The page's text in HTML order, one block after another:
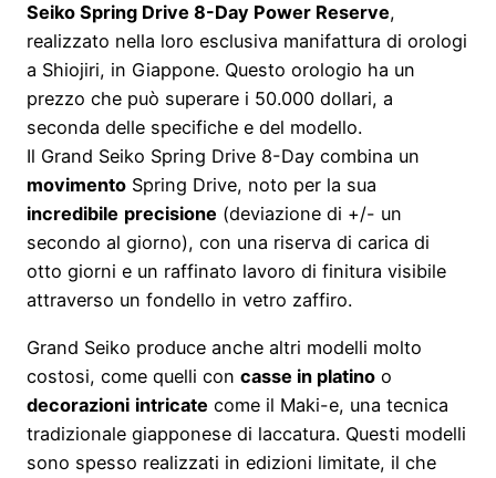
Seiko Spring Drive 8-Day Power Reserve,
realizzato nella loro esclusiva manifattura di orologi
a Shiojiri, in Giappone. Questo orologio ha un
prezzo che può superare i 50.000 dollari, a
seconda delle specifiche e del modello.
Il Grand Seiko Spring Drive 8-Day combina un
movimento Spring Drive, noto per la sua
incredibile precisione (deviazione di +/- un
secondo al giorno), con una riserva di carica di
otto giorni e un raffinato lavoro di finitura visibile
attraverso un fondello in vetro zaffiro.
Grand Seiko produce anche altri modelli molto
costosi, come quelli con casse in platino o
decorazioni intricate come il Maki-e, una tecnica
tradizionale giapponese di laccatura. Questi modelli
sono spesso realizzati in edizioni limitate, il che